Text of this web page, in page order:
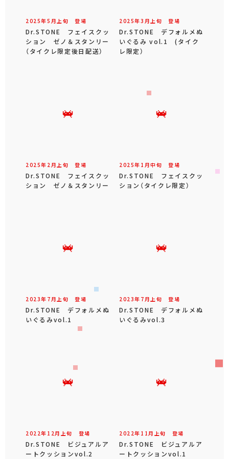
2025年5 月 上旬 登場
Dr.STONE フェイスクッ
ション ゼノ＆スタンリー
（タイクレ限定後日配送）
2025年3 月 上旬 登場
Dr.STONE デフォルメぬ
いぐるみ vol.1 (タイク
レ限定）
2025年 2 月 上旬 登場
Dr.STONE フェイスクッ
ション ゼノ＆スタンリー
2025年 1 月中旬 登場
Dr.STONE フェイスクッ
ション（タイクレ限定）
2023年 7 月 上旬 登場
Dr.STONE デフォルメぬ
いぐるみvol.1
2023年 7 月 上旬 登場
Dr.STONE デフォルメぬ
いぐるみvol.3
2022年 12 月 上旬 登場
Dr.STONE ビジュアルア
ートクッションvol.2
2022年 11 月 上旬 登場
Dr.STONE ビジュアルア
ートクッションvol.1